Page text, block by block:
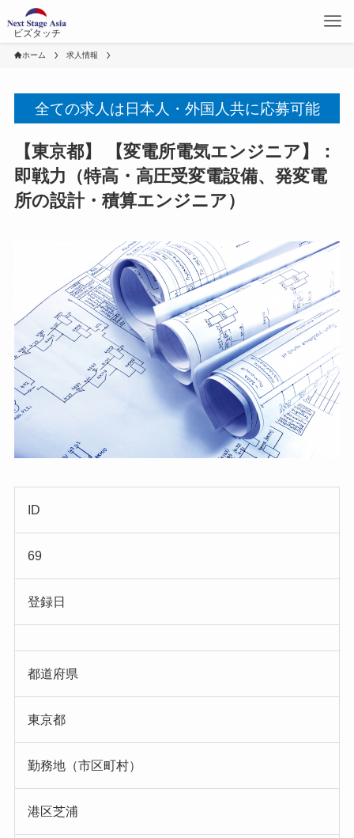
ビズタッチ
ホーム 求人情報
全ての求人は日本人・外国人共に応募可能
【東京都】 【変電所電気エンジニア】：
即戦力（特高・高圧受変電設備、発変電
所の設計・積算エンジニア）
ID
69
登録日
都道府県
東京都
勤務地（市区町村）
港区芝浦